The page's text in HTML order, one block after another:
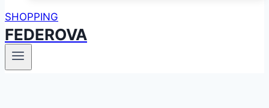
SHOPPING
FEDEROVA